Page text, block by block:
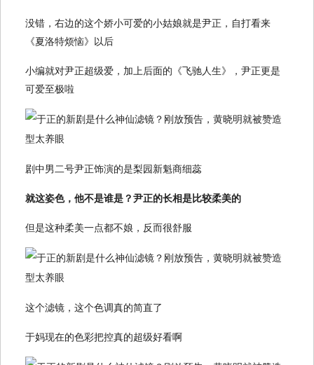
没错，右边的这个娇小可爱的小姑娘就是尹正，自打看来
《夏洛特烦恼》以后
小编就对尹正超级爱，加上后面的《飞驰人生》，尹正更是
可爱至极啦
剧中男二号尹正饰演的是梨园新魁商细蕊
就这姿色，他不是谁是？尹正的长相是比较柔美的
但是这种柔美一点都不娘，反而很舒服
这个滤镜，这个色调真的简直了
于妈现在的色彩把控真的超级好看啊